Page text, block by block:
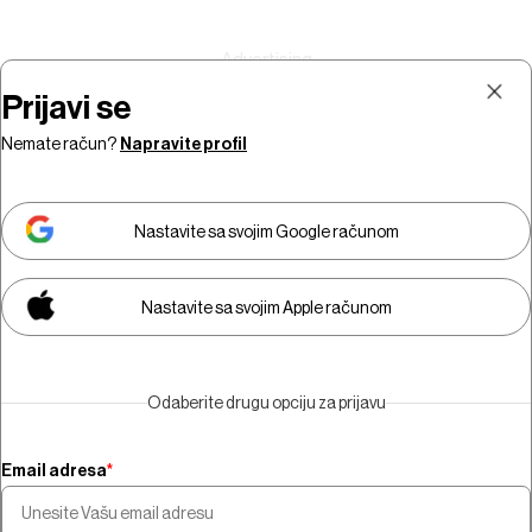
Morate biti pretplatnik da biste
gledali video sadržaj.
Pretplatite se
Prijavi se
Nemate račun? Napravite profil
Nastavite sa svojim Google računom
Nastavite sa svojim Apple računom
Odaberite drugu opciju za prijavu
Email adresa*